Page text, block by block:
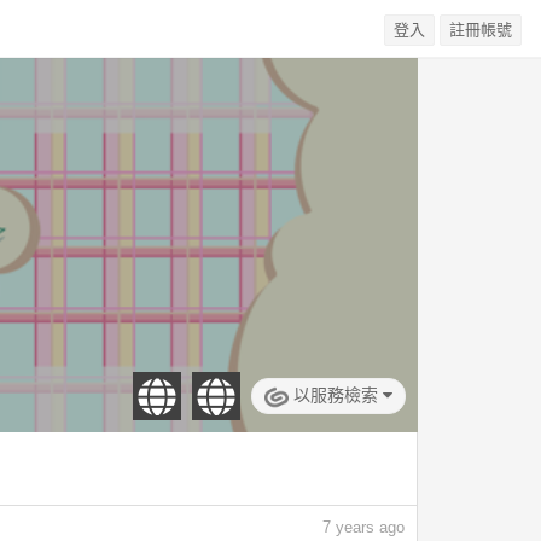
登入 註冊帳號
以服務檢索
7 years ago